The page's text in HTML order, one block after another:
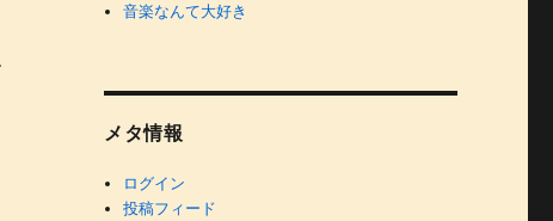
音楽なんて大好き
メタ情報
ログイン
投稿フィード